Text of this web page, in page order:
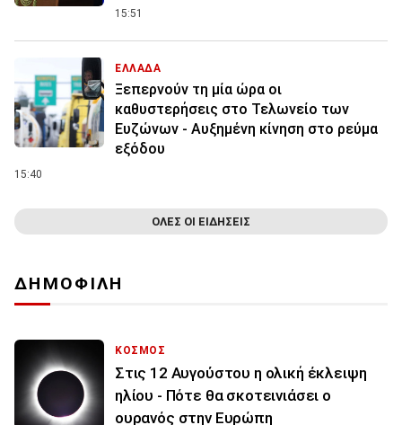
15:51
ΕΛΛΑΔΑ
Ξεπερνούν τη μία ώρα οι
καθυστερήσεις στο Τελωνείο των
Ευζώνων - Αυξημένη κίνηση στο ρεύμα
εξόδου
15:40
ΟΛΕΣ ΟΙ ΕΙΔΗΣΕΙΣ
ΔΗΜΟΦΙΛΗ
ΚΟΣΜΟΣ
Στις 12 Αυγούστου η ολική έκλειψη
ηλίου - Πότε θα σκοτεινιάσει ο
ουρανός στην Ευρώπη